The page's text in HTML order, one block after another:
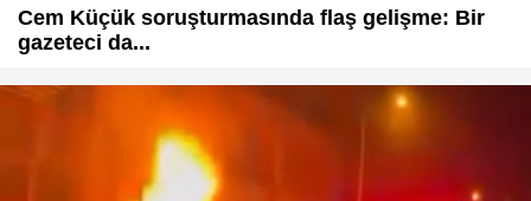
Cem Küçük soruşturmasında flaş gelişme: Bir
gazeteci da...